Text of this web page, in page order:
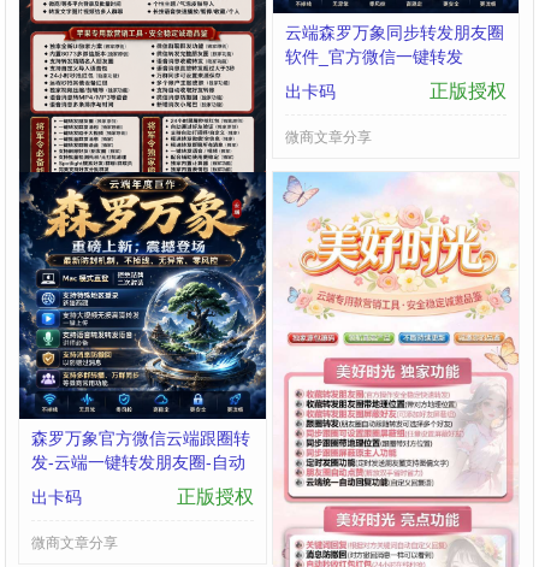
苹果微信多开灵剑授权码商城
24小时版本：支持修改步数-
朋友圈发1小时视频
出卡码 正版授权
微商文章分享
云端森罗万象同步转发朋友圈
软件_官方微信一键转发
出卡码
正版授权
微商文章分享
森罗万象官方微信云端跟圈转
发-云端一键转发朋友圈-自动
同步跟随转发朋友圈软件
出卡码 正版授权
微商文章分享
云端美好时光 功能分类详解
收藏转发朋友圈：官方操作，
安全稳定快速转发
出卡码 正版授权
微商文章分享